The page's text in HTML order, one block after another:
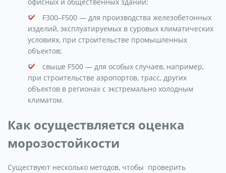
F300–F500 — для производства железобетонных
изделий, эксплуатируемых в суровых климатических
условиях, при строительстве промышленных
объектов;
свыше F500 — для особых случаев, например,
при строительстве аэропортов, трасс, других
объектов в регионах с экстремально холодным
климатом.
Как осуществляется оценка
морозостойкости
Существуют несколько методов, чтобы проверить